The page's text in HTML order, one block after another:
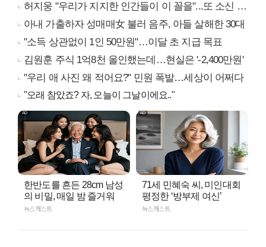
허지웅 "우리가 지지한 인간들이 이 꼴을"...또 소신 발언
아내 가출하자 성매매女 불러 음주, 아들 살해한 30대
"소득 상관없이 1인 50만원"…이달 초 지급 목표
김원훈 주식 1억8천 올인했는데…현실은 '-2,400만원'
"우리 애 사진 왜 적어요?" 민원 폭발…세상이 어쩌다
"오래 참았죠? 자, 오늘이 그날이에요.."
한반도를 흔든 28cm 남성
의 비밀, 매일 밤 즐거워
뉴스캐스트
71세 민혜숙 씨, 미인대회
평정한 ‘방부제 여신’
뉴스캐스트